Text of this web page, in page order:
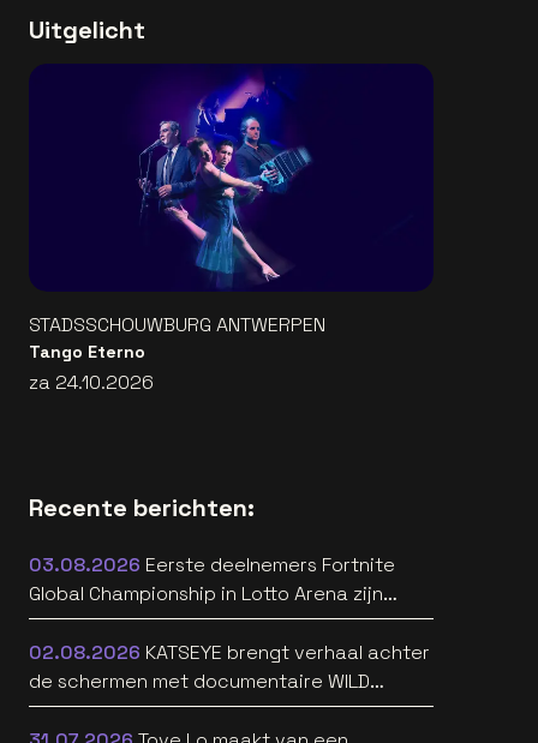
Uitgelicht
STADSSCHOUWBURG ANTWERPEN
Tango Eterno
za 24.10.2026
Recente berichten:
03.08.2026 Eerste deelnemers Fortnite
Global Championship in Lotto Arena zijn
bekend
02.08.2026 KATSEYE brengt verhaal achter
de schermen met documentaire WILD
HEARTS [trailer]